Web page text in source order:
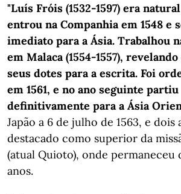
"Luís Fróis (1532-1597) era
entrou na Companhia em 1548 e
imediato para a Ásia. Trabalhou
em Malaca (1554-1557),
seus dotes para a escrita. Foi
em 1561, e no ano seguinte partiu
definitivamente para a Ásia
Japão a 6 de julho de 1563, e
destacado como superior da
(atual Quioto), onde permaneceu
anos.